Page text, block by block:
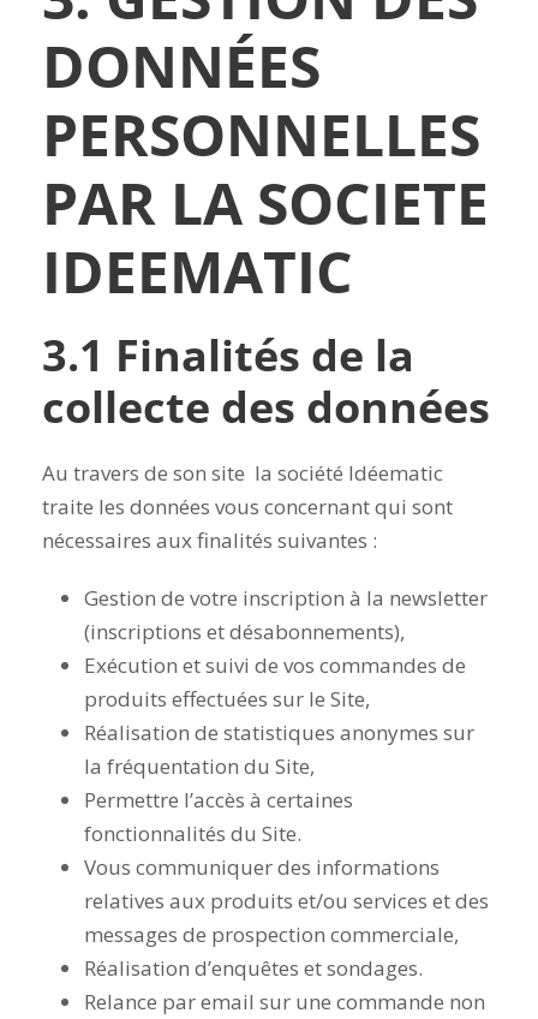
DONNÉES
PERSONNELLES
PAR LA SOCIETE
IDEEMATIC
3.1 Finalités de la
collecte des données
Au travers de son site la société Idéematic
traite les données vous concernant qui sont
nécessaires aux finalités suivantes :
Gestion de votre inscription à la newsletter
(inscriptions et désabonnements),
Exécution et suivi de vos commandes de
produits effectuées sur le Site,
Réalisation de statistiques anonymes sur
la fréquentation du Site,
Permettre l’accès à certaines
fonctionnalités du Site.
Vous communiquer des informations
relatives aux produits et/ou services et des
messages de prospection commerciale,
Réalisation d’enquêtes et sondages.
Relance par email sur une commande non